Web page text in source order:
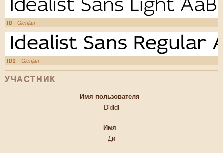
ID Glenjan
ID2 Glenjan
УЧАСТНИК
Имя пользователя
Dididi
Имя
Ди